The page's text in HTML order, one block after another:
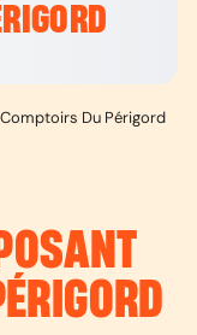
Comptoirs Du Périgord